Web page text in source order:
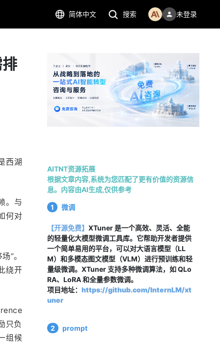
简体中文 搜索 未登录
西湖
。与
何对
”。
绕开
只负
组候
AITNT资源拓展
根据文章内容,系统为您匹配了更有价值的资源信
息。内容由AI生成,仅供参考
1 微调
【开源免费】 XTuner 是一个高效、灵活、全能
的轻量化大模型微调工具库。它帮助开发者提供
一个简单易用的平台，可以对大语言模型（LL
M）和多模态图文模型（VLM）进行预训练和轻
量级微调。XTuner 支持多种微调算法，如 QLo
RA、LoRA 和全量参数微调。
项目地址： https://github.com/InternLM/xt
uner
2 prompt